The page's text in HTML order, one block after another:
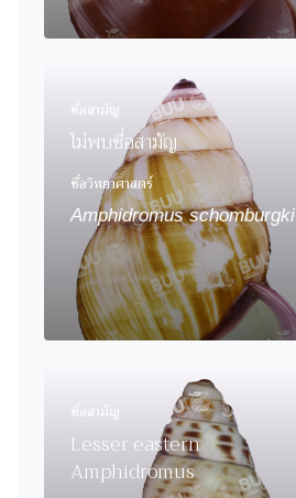
ชื่อสามัญ
ไม่พบชื่อสามัญ
ชื่อวิทยาศาสตร์
Amphidromus schomburgki
ชื่อสามัญ
Lesser eastern
Amphidromus